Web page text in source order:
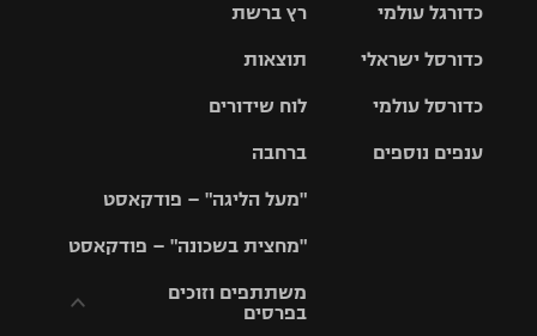
רץ ברשת
תוצאות
לוח שידורים
ברחבה
"מעל הליגה" – פודקאסט
"מחצית בשכונה" – פודקאסט
משתתפים וזוכים
בפרסים
גביע הטוטו
כדורגל עולמי
האלופות
ליגה
כדורסל ישראלי
סל
כדורסל עולמי
ענפים נוספים